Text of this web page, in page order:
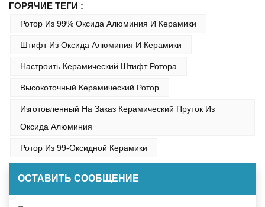
ГОРЯЧИЕ ТЕГИ :
Ротор Из 99% Оксида Алюминия И Керамики
Штифт Из Оксида Алюминия И Керамики
Настроить Керамический Штифт Ротора
Высокоточный Керамический Ротор
Изготовленный На Заказ Керамический Пруток Из
Оксида Алюминия
Ротор Из 99-Оксидной Керамики
ОСТАВИТЬ СООБЩЕНИЕ